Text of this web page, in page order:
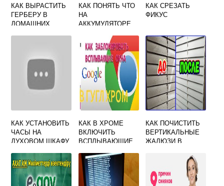
КАК ВЫРАСТИТЬ
ГЕРБЕРУ В
ДОМАШНИХ
КАК ПОНЯТЬ ЧТО
НА
АККУМУЛЯТОРЕ
КАК СРЕЗАТЬ
ФИКУС
КАК УСТАНОВИТЬ
ЧАСЫ НА
ДУХОВОМ ШКАФУ
КАК В ХРОМЕ
ВКЛЮЧИТЬ
ВСПЛЫВАЮЩИЕ
КАК ПОЧИСТИТЬ
ВЕРТИКАЛЬНЫЕ
ЖАЛЮЗИ В